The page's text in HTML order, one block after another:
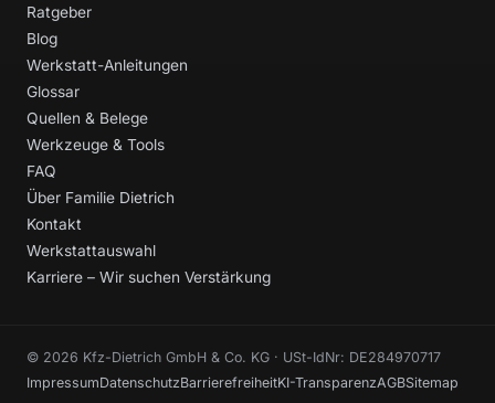
Ratgeber
Blog
Werkstatt-Anleitungen
Glossar
Quellen & Belege
Werkzeuge & Tools
FAQ
Über Familie Dietrich
Kontakt
Werkstattauswahl
Karriere – Wir suchen Verstärkung
© 2026 Kfz-Dietrich GmbH & Co. KG · USt-IdNr: DE284970717
ImpressumDatenschutzBarrierefreiheitKI-TransparenzAGBSitemap